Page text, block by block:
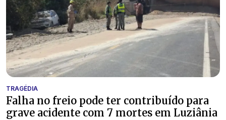
TRAGÉDIA
Falha no freio pode ter contribuído para
grave acidente com 7 mortes em Luziânia